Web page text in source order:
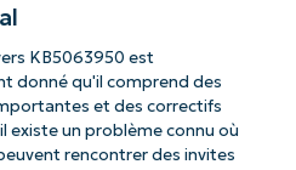
KB5063950 est
donné qu'il comprend des
et des correctifs
existe un problème connu où
rencontrer des invites